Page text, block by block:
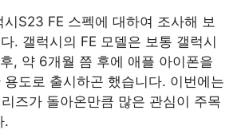
시S23 FE 스펙에 대하여 조사해 보
. 갤럭시의 FE 모델은 보통 갤럭시
, 약 6개월 쯤 후에 애플 아이폰을
용도로 출시하곤 했습니다. 이번에는
즈가 돌아온만큼 많은 관심이 주목
.